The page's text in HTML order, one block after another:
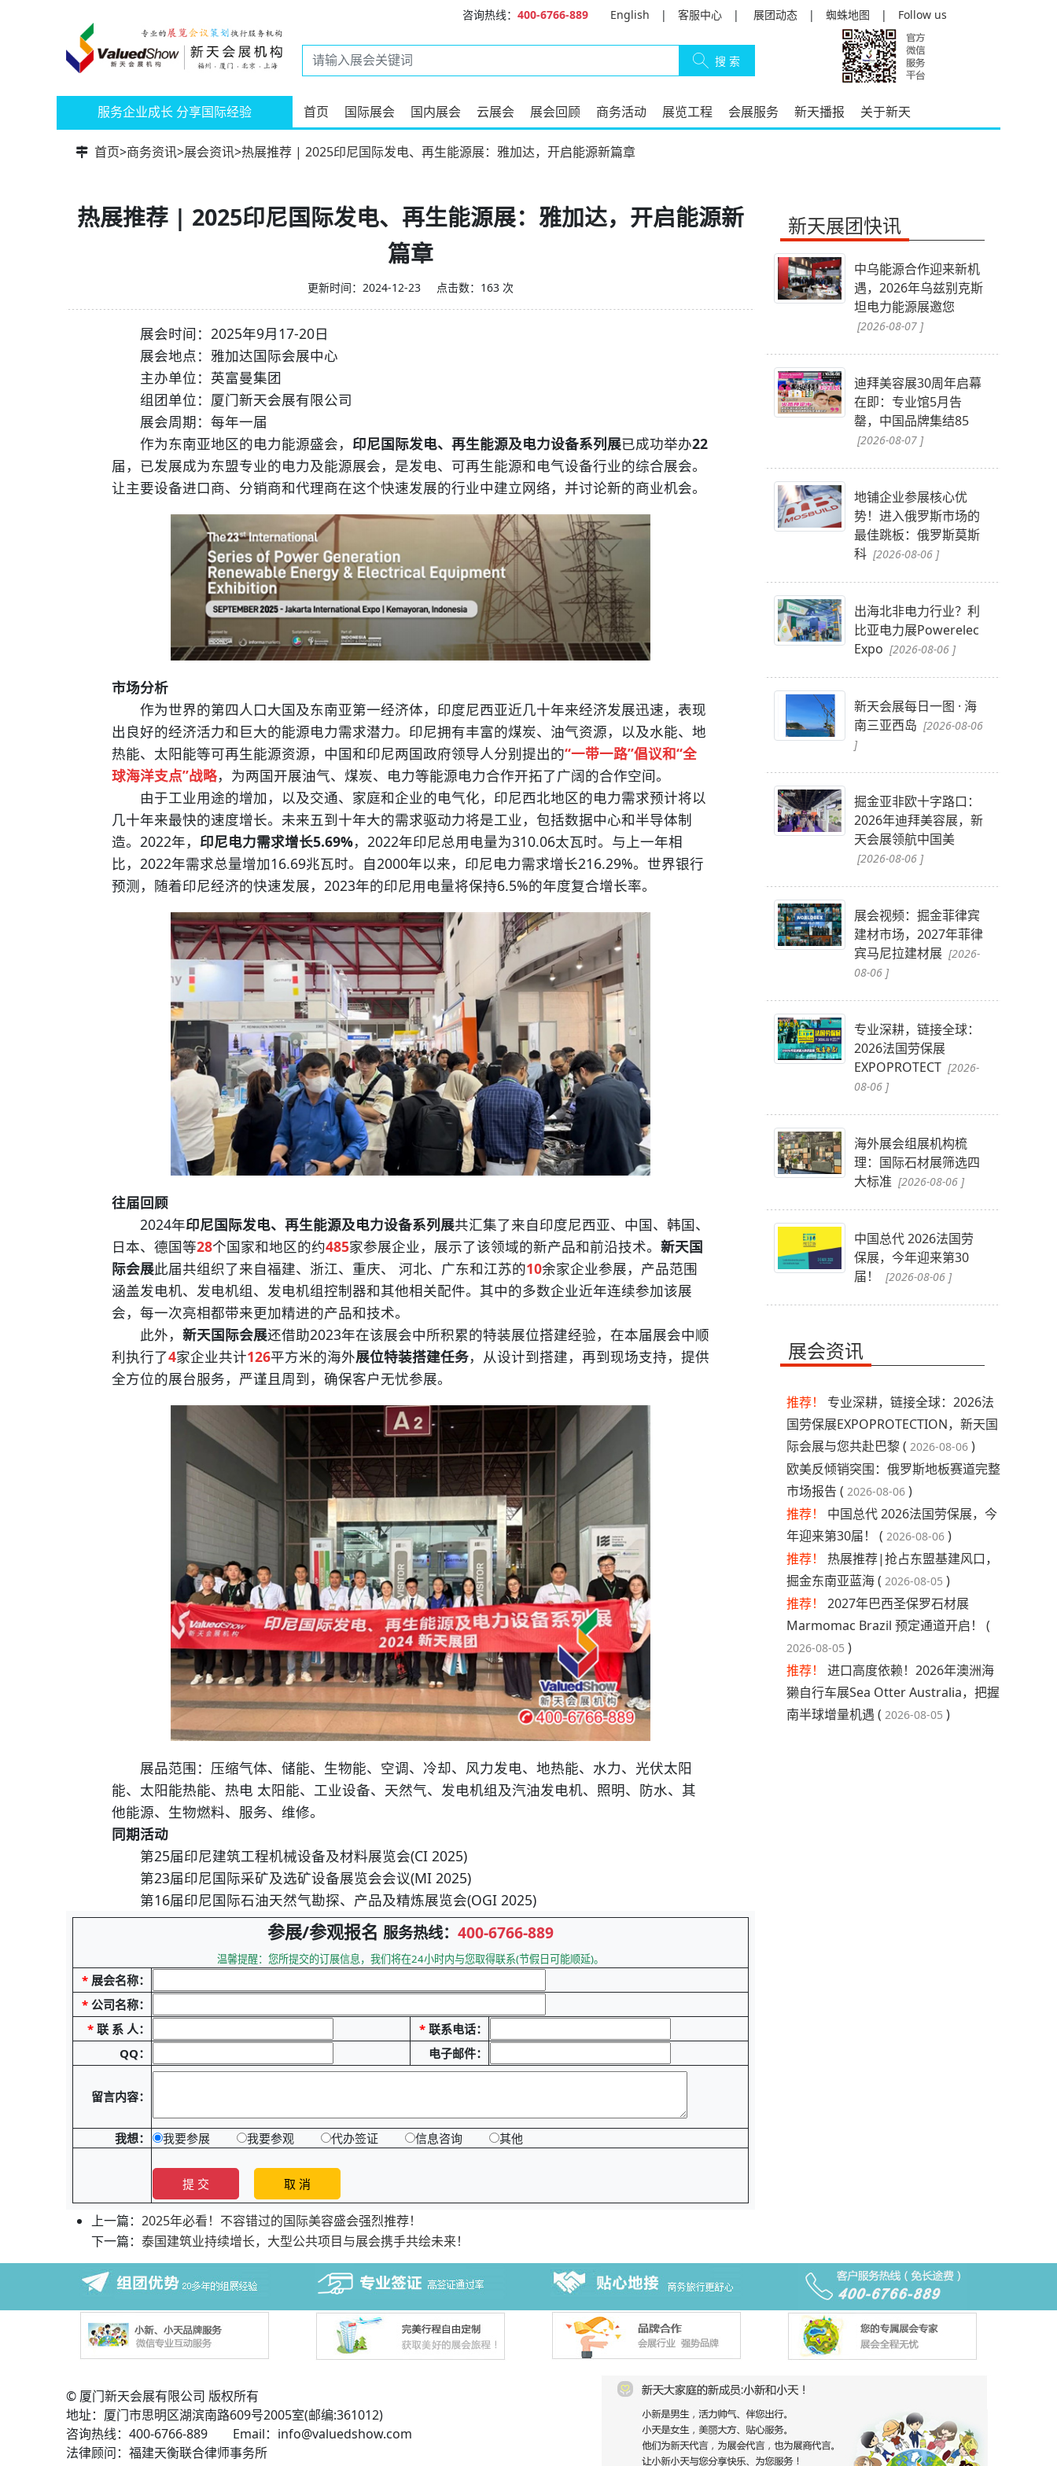
咨询热线： 400-6766-889 English | 客服中心 | 展团动态 | 蜘蛛地图 | Follow us
服务企业成长 分享国际经验 首页 国际展会 国内展会 云展会 展会回顾 商务活动 展览工程 会展服务 新天播报 关于新天
首页>商务资讯>展会资讯>热展推荐 | 2025印尼国际发电、再生能源展：雅加达，开启能源新篇章
热展推荐 | 2025印尼国际发电、再生能源展：雅加达，开启能源新
篇章
更新时间：2024-12-23 点击数：163 次
展会时间：2025年9月17-20日
展会地点：雅加达国际会展中心
主办单位：英富曼集团
组团单位：厦门新天会展有限公司
展会周期：每年一届
作为东南亚地区的电力能源盛会， 印尼国际发电、再生能源及电力设备系列展已成功举办22
届，已发展成为东盟专业的电力及能源展会，是发电、可再生能源和电气设备行业的综合展会。
让主要设备进口商、分销商和代理商在这个快速发展的行业中建立网络，并讨论新的商业机会。
市场分析
作为世界的第四人口大国及东南亚第一经济体，印度尼西亚近几十年来经济发展迅速，表现
出良好的经济活力和巨大的能源电力需求潜力。印尼拥有丰富的煤炭、油气资源，以及水能、地
热能、太阳能等可再生能源资源，中国和印尼两国政府领导人分别提出的“一带一路”倡议和“全
球海洋支点”战略，为两国开展油气、煤炭、电力等能源电力合作开拓了广阔的合作空间。
由于工业用途的增加，以及交通、家庭和企业的电气化，印尼西北地区的电力需求预计将以
几十年来最快的速度增长。未来五到十年大的需求驱动力将是工业，包括数据中心和半导体制
造。2022年， 印尼电力需求增长5.69%，2022年印尼总用电量为310.06太瓦时。与上一年相
比，2022年需求总量增加16.69兆瓦时。自2000年以来，印尼电力需求增长216.29%。世界银行
预测，随着印尼经济的快速发展，2023年的印尼用电量将保持6.5%的年度复合增长率。
往届回顾
2024年印尼国际发电、再生能源及电力设备系列展共汇集了来自印度尼西亚、中国、韩国、
日本、德国等28个国家和地区的约485家参展企业，展示了该领域的新产品和前沿技术。 新天国
际会展此届共组织了来自福建、浙江、重庆、 河北、广东和江苏的10余家企业参展，产品范围
涵盖发电机、发电机组、发电机组控制器和其他相关配件。其中的多数企业近年连续参加该展
会，每一次亮相都带来更加精进的产品和技术。
此外， 新天国际会展还借助2023年在该展会中所积累的特装展位搭建经验，在本届展会中顺
利执行了4家企业共计126平方米的海外展位特装搭建任务，从设计到搭建，再到现场支持，提供
全方位的展台服务，严谨且周到，确保客户无忧参展。
展品范围：压缩气体、储能、生物能、空调、冷却、风力发电、地热能、水力、光伏太阳
能、太阳能热能、热电 太阳能、工业设备、天然气、发电机组及汽油发电机、照明、防水、其
他能源、生物燃料、服务、维修。
同期活动
第25届印尼建筑工程机械设备及材料展览会(CI 2025)
第23届印尼国际采矿及选矿设备展览会会议(MI 2025)
第16届印尼国际石油天然气勘探、产品及精炼展览会(OGI 2025)
参展/参观报名 服务热线： 400-6766-889
温馨提醒：您所提交的订展信息，我们将在24小时内与您取得联系(节假日可能顺延)。
* 展会名称：
* 公司名称：
* 联 系 人： * 联系电话：
QQ：
电子邮件：
留言内容：
我想： 我要参展 我要参观 代办签证 信息咨询 其他
上一篇： 2025年必看！不容错过的国际美容盛会强烈推荐！
下一篇： 泰国建筑业持续增长，大型公共项目与展会携手共绘未来！
新天展团快讯
中乌能源合作迎来新机
遇，2026年乌兹别克斯
坦电力能源展邀您
[2026-08-07 ]
迪拜美容展30周年启幕
在即：专业馆5月告
罄，中国品牌集结85
[2026-08-07 ]
地铺企业参展核心优
势！进入俄罗斯市场的
最佳跳板：俄罗斯莫斯
科 [2026-08-06 ]
出海北非电力行业？利
比亚电力展Powerelec
Expo [2026-08-06 ]
新天会展每日一图 · 海
南三亚西岛 [2026-08-06
]
掘金亚非欧十字路口：
2026年迪拜美容展，新
天会展领航中国美
[2026-08-06 ]
展会视频：掘金菲律宾
建材市场，2027年菲律
宾马尼拉建材展 [2026-
08-06 ]
专业深耕，链接全球：
2026法国劳保展
EXPOPROTECT [2026-
08-06 ]
海外展会组展机构梳
理：国际石材展筛选四
大标准 [2026-08-06 ]
中国总代 2026法国劳
保展，今年迎来第30
届！
[2026-08-06 ]
展会资讯
推荐！
专业深耕，链接全球：2026法
国劳保展EXPOPROTECTION，新天国
际会展与您共赴巴黎 ( 2026-08-06 )
​欧美反倾销突围：俄罗斯地板赛道完整
市场报告 ( 2026-08-06 )
推荐！
中国总代 2026法国劳保展，今
年迎来第30届！ ( 2026-08-06 )
推荐！
热展推荐|抢占东盟基建风口，
掘金东南亚蓝海 ( 2026-08-05 )
推荐！
2027年巴西圣保罗石材展
Marmomac Brazil 预定通道开启！ (
2026-08-05 )
推荐！
进口高度依赖！2026年澳洲海
獭自行车展Sea Otter Australia，把握
南半球增量机遇 ( 2026-08-05 )
© 厦门新天会展有限公司 版权所有
地址：厦门市思明区湖滨南路609号2005室(邮编:361012)
咨询热线：400-6766-889 Email：info@valuedshow.com
法律顾问：福建天衡联合律师事务所